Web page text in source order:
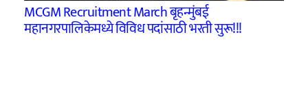
MCGM Recruitment March बृहन्मुंबई
महानगरपालिकेमध्ये विविध पदांसाठी भरती सुरू!!!